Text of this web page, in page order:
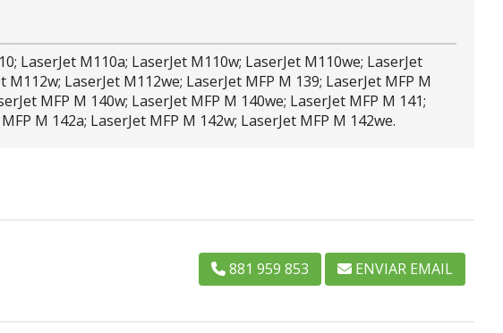
LaserJet M110a; LaserJet M110w; LaserJet M110we; LaserJet
LaserJet M112we; LaserJet MFP M 139; LaserJet MFP M
MFP M 140w; LaserJet MFP M 140we; LaserJet MFP M 141;
M 142a; LaserJet MFP M 142w; LaserJet MFP M 142we.
881 959 853 ENVIAR EMAIL